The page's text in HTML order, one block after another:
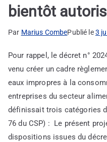
bientôt
Par Marius CombePublié le3
Pour rappel, le décret n°
venu créer un cadre
eaux impropres à la
entreprises du secteur
définissait trois catégories
76 du CSP) : Le présent
dispositions issues du